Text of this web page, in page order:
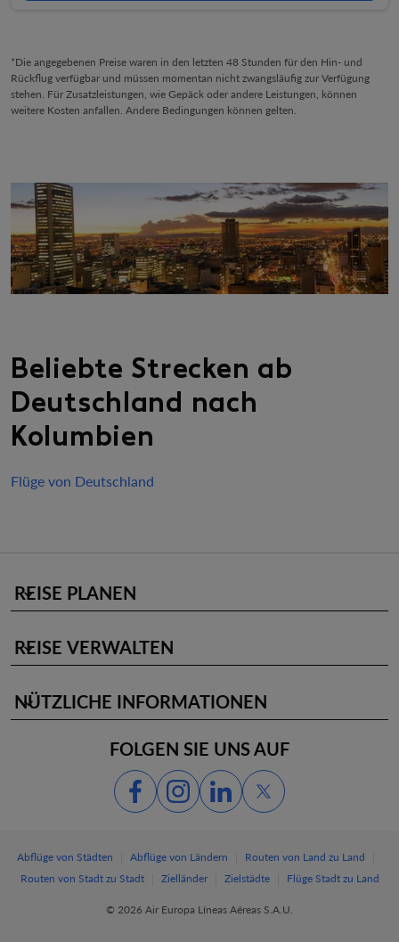
*Die angegebenen Preise waren in den letzten 48 Stunden für den Hin- und
Rückflug verfügbar und müssen momentan nicht zwangsläufig zur Verfügung
stehen. Für Zusatzleistungen, wie Gepäck oder andere Leistungen, können
weitere Kosten anfallen. Andere Bedingungen können gelten.
Beliebte Strecken ab
Deutschland nach
Kolumbien
Flüge von Deutschland
REISE PLANEN
keyboard_arrow_down
REISE VERWALTEN
keyboard_arrow_down
NÜTZLICHE INFORMATIONEN
keyboard_arrow_down
FOLGEN SIE UNS AUF
Abflüge von Städten Abflüge von Ländern Routen von Land zu Land
Routen von Stadt zu Stadt Zielländer Zielstädte Flüge Stadt zu Land
© 2026 Air Europa Líneas Aéreas S.A.U.